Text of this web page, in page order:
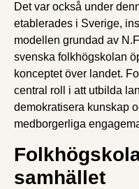
Det var också under
etablerades i Sverige,
modellen grundad av
svenska folkhögskolan
konceptet över landet.
central roll i att utbilda
demokratisera kunskap
medborgerliga
samhället